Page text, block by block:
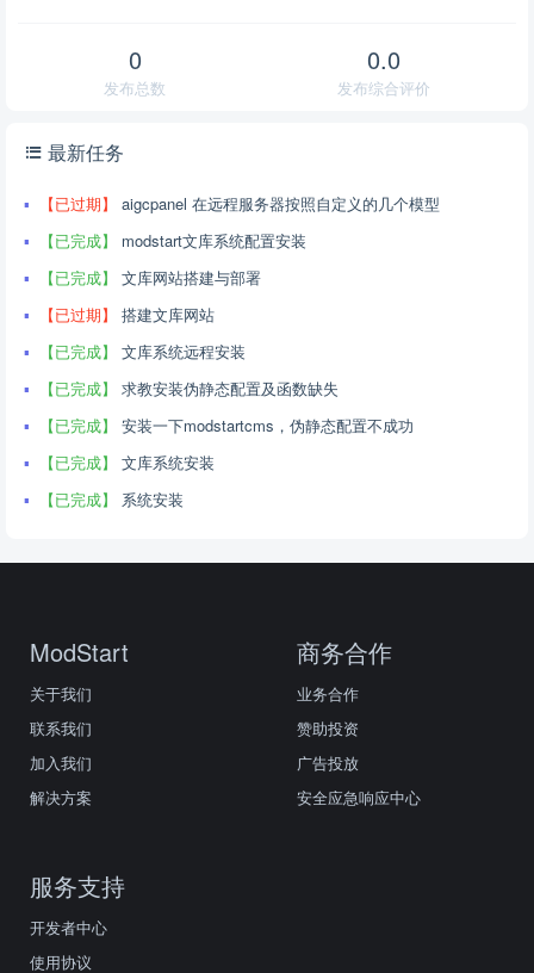
0
发布总数
0.0
发布综合评价
最新任务
【已过期】 aigcpanel 在远程服务器按照自定义的几个模型
【已完成】 modstart文库系统配置安装
【已完成】 文库网站搭建与部署
【已过期】 搭建文库网站
【已完成】 文库系统远程安装
【已完成】 求教安装伪静态配置及函数缺失
【已完成】 安装一下modstartcms，伪静态配置不成功
【已完成】 文库系统安装
【已完成】 系统安装
ModStart
关于我们
联系我们
加入我们
解决方案
商务合作
业务合作
赞助投资
广告投放
安全应急响应中心
服务支持
开发者中心
使用协议